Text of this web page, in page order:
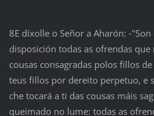
8E díxolle o Señor a Aharón:
disposición todas as ofrendas
cousas consagradas polos fillos
teus fillos por dereito perpetuo, e
che tocará a ti das cousas máis
queimado no lume: todas as